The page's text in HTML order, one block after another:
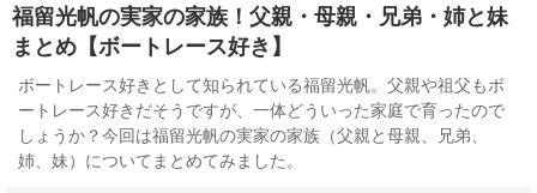
福留光帆の実家の家族！父親・母親・兄弟・姉と妹
まとめ【ボートレース好き】
ボートレース好きとして知られている福留光帆。父親や祖父もボ
ートレース好きだそうですが、一体どういった家庭で育ったので
しょうか？今回は福留光帆の実家の家族（父親と母親、兄弟、
姉、妹）についてまとめてみました。